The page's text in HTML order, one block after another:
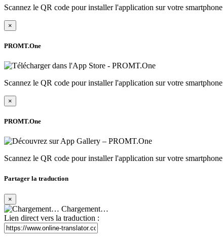
Scannez le QR code pour installer l'application sur votre smartphone
×
PROMT.One
Scannez le QR code pour installer l'application sur votre smartphone
×
PROMT.One
Scannez le QR code pour installer l'application sur votre smartphone
Partager la traduction
×
Chargement…
Lien direct vers la traduction :